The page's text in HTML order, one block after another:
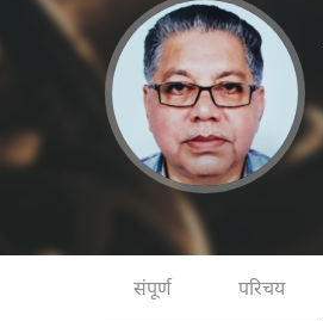
संपूर्ण परिचय